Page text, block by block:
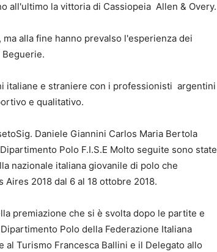
all'ultimo la vittoria di Cassiopeia Allen & Overy.
alla fine hanno prevalso l'esperienza dei
italiane e straniere con i professionisti argentini
e qualitativo.
Daniele Giannini Carlos Maria Bertola
Polo F.I.S.E Molto seguite sono state
nazionale italiana giovanile di polo che
2018 dal 6 al 18 ottobre 2018.
premiazione che si è svolta dopo le partite e
Polo della Federazione Italiana
Turismo Francesca Ballini e il Delegato allo